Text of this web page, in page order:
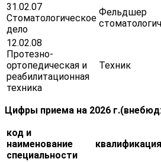
31.02.07
Стоматологическое
дело
Фельдшер
12.02.08
Протезно-
ортопедическая и
реабилитационная
техника
Техник
Цифры приема на 2026
код и
наименование
специальности
квалификация